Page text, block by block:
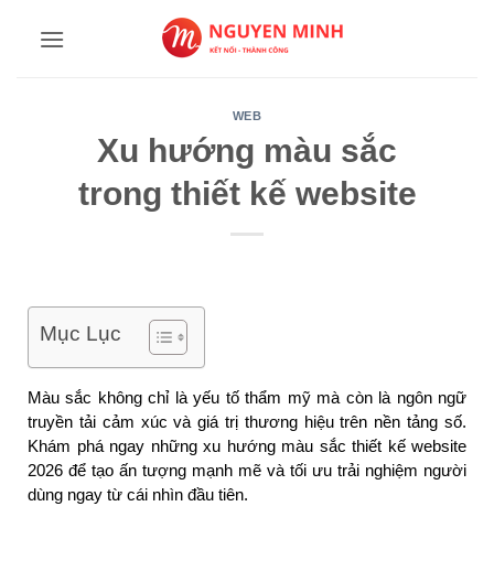
WEB
Xu hướng màu sắc
trong thiết kế website
Mục Lục
Màu sắc không chỉ là yếu tố thẩm mỹ mà còn là ngôn ngữ
truyền tải cảm xúc và giá trị thương hiệu trên nền tảng số.
Khám phá ngay những xu hướng màu sắc thiết kế website
2026 để tạo ấn tượng mạnh mẽ và tối ưu trải nghiệm người
dùng ngay từ cái nhìn đầu tiên.